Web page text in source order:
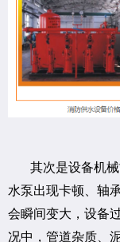
其次是设备机
水泵出现卡顿、轴
会瞬间变大，设备
况中，管道杂质、